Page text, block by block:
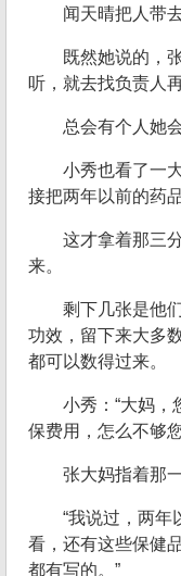
闻天晴把人带
既然她说的，
听，就去找负责人
总会有个人她
小秀也看了一
接把两年以前的药
这才拿着那三
来。
剩下几张是他
功效，留下来大多
都可以数得过来。
小秀：“大妈，
保费用，怎么不够
张大妈指着那
“我说过，两年
看，还有这些保健
都有写的。”